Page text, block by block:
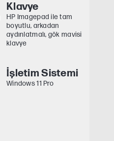
Klavye
HP Imagepad ile tam
boyutlu, arkadan
aydınlatmalı, gök mavisi
klavye
İşletim Sistemi
Windows 11 Pro